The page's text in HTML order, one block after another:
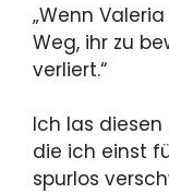
„Wenn
Weg, ihr zu
verliert.“
Ich las diesen
die ich einst
spurlos